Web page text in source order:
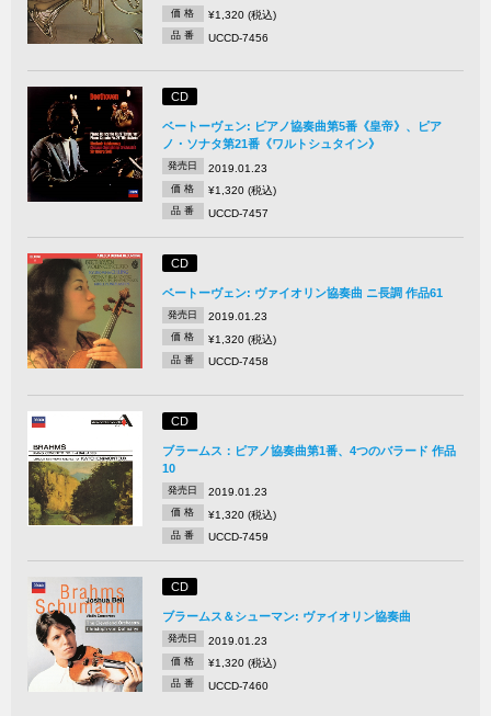
価 格 ¥1,320 (税込)
品 番 UCCD-7456
CD
ベートーヴェン: ピアノ協奏曲第5番《皇帝》、ピア
ノ・ソナタ第21番《ワルトシュタイン》
発売日 2019.01.23
価 格 ¥1,320 (税込)
品 番 UCCD-7457
CD
ベートーヴェン: ヴァイオリン協奏曲 ニ長調 作品61
発売日 2019.01.23
価 格 ¥1,320 (税込)
品 番 UCCD-7458
CD
ブラームス：ピアノ協奏曲第1番、4つのバラード 作品
10
発売日 2019.01.23
価 格 ¥1,320 (税込)
品 番 UCCD-7459
CD
ブラームス＆シューマン: ヴァイオリン協奏曲
発売日 2019.01.23
価 格 ¥1,320 (税込)
品 番 UCCD-7460